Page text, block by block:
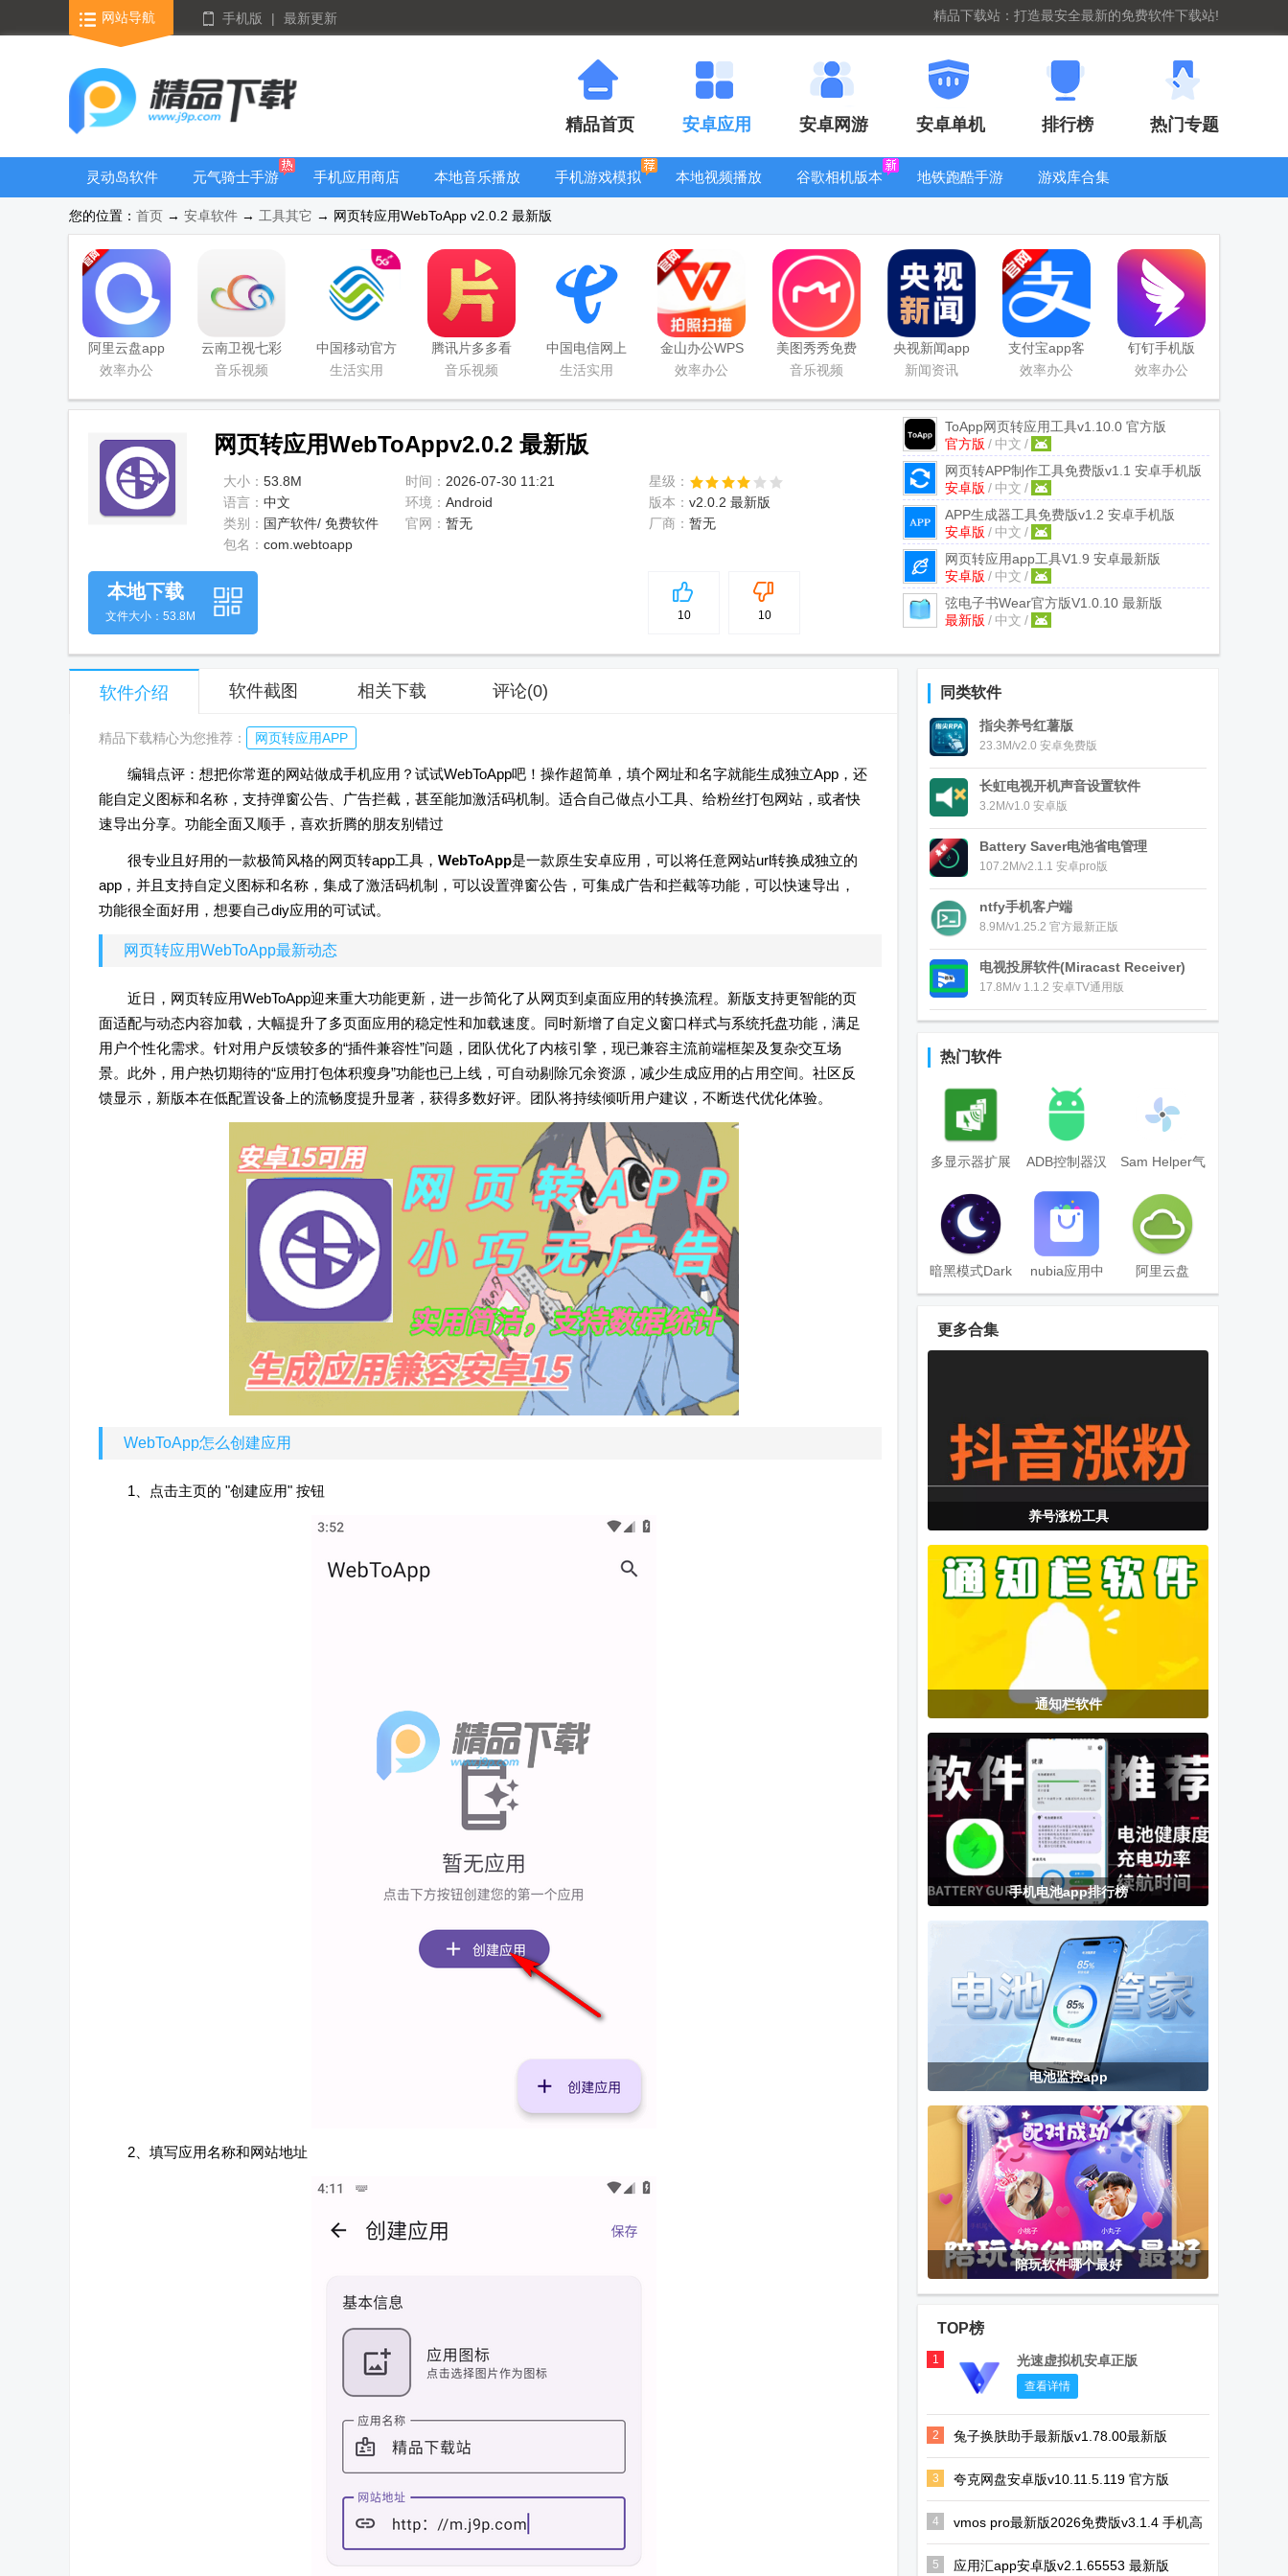
网站导航 手机版 | 最新更新 精品下载站：打造最安全最新的免费软件下载站!
精品首页 安卓应用 安卓网游 安卓单机 排行榜 热门专题
灵动岛软件
元气骑士手游
手机应用商店
本地音乐播放
手机游戏模拟
本地视频播放
谷歌相机版本
地铁跑酷手游
游戏库合集
看器
您的位置： 首页 → 安卓软件 → 工具其它 → 网页转应用WebToApp v2.0.2 最新版
阿里云盘app
官方版
效率办公
云南卫视七彩
云端app
音乐视频
中国移动官方
营业厅
生活实用
腾讯片多多看
剧官方正版
音乐视频
中国电信网上
营业厅
生活实用
金山办公WPS
Office手机官
效率办公
美图秀秀免费
无限制vip版
音乐视频
央视新闻app
移动版客户端
新闻资讯
支付宝app客
户端
效率办公
钉钉手机版
app
效率办公
网页转应用WebToAppv2.0.2 最新版
大小： 53.8M 时间： 2026-07-30 11:21
星级：
语言： 中文 环境： Android 版本： v2.0.2 最新版
类别： 国产软件/ 免费软件 官网： 暂无 厂商： 暂无
包名： com.webtoapp
ToApp网页转应用工具v1.10.0 官方版
官方版 / 中文 /
网页转APP制作工具免费版v1.1 安卓手机版
安卓版 / 中文 /
APP生成器工具免费版v1.2 安卓手机版
安卓版 / 中文 /
网页转应用app工具V1.9 安卓最新版
安卓版 / 中文 /
弦电子书Wear官方版V1.0.10 最新版
最新版 / 中文 /
5
10 10
本地下载
文件大小：53.8M
软件介绍 软件截图 相关下载 评论(0)
精品下载精心为您推荐： 网页转应用APP
编辑点评：想把你常逛的网站做成手机应用？试试WebToApp吧！操作超简单，填个网址和名字就能生成独立App，还
能自定义图标和名称，支持弹窗公告、广告拦截，甚至能加激活码机制。适合自己做点小工具、给粉丝打包网站，或者快
速导出分享。功能全面又顺手，喜欢折腾的朋友别错过
很专业且好用的一款极简风格的网页转app工具， WebToApp是一款原生安卓应用，可以将任意网站url转换成独立的
app，并且支持自定义图标和名称，集成了激活码机制，可以设置弹窗公告，可集成广告和拦截等功能，可以快速导出，
功能很全面好用，想要自己diy应用的可试试。
网页转应用WebToApp最新动态
近日，网页转应用WebToApp迎来重大功能更新，进一步简化了从网页到桌面应用的转换流程。新版支持更智能的页
面适配与动态内容加载，大幅提升了多页面应用的稳定性和加载速度。同时新增了自定义窗口样式与系统托盘功能，满足
用户个性化需求。针对用户反馈较多的“插件兼容性”问题，团队优化了内核引擎，现已兼容主流前端框架及复杂交互场
景。此外，用户热切期待的“应用打包体积瘦身”功能也已上线，可自动剔除冗余资源，减少生成应用的占用空间。社区反
馈显示，新版本在低配置设备上的流畅度提升显著，获得多数好评。团队将持续倾听用户建议，不断迭代优化体验。
WebToApp怎么创建应用
1、点击主页的 "创建应用" 按钮
2、填写应用名称和网站地址
同类软件
指尖养号红薯版
23.3M/v2.0 安卓免费版
长虹电视开机声音设置软件
3.2M/v1.0 安卓版
Battery Saver电池省电管理
107.2M/v2.1.1 安卓pro版
ntfy手机客户端
8.9M/v1.25.2 官方最新正版
电视投屏软件(Miracast Receiver)
17.8M/v 1.1.2 安卓TV通用版
热门软件
多显示器扩展
屏幕设置工具
(spacedesk)
ADB控制器汉
化版
Sam Helper气
官方版
暗黑模式Dark
Mode应用
nubia应用中
心app官方版
阿里云盘
Webdav安卓
阅墨圈官方正
OPPO软件商
店国际版
CloneTTS语
喜马拉雅app
指尖养号红薯
平安河南最新
声音设置软件
Pydroid3手机
版
栏固定
更多合集
养号涨粉工具
通知栏软件
手机电池app排行榜
电池监控app
陪玩软件哪个最好
TOP榜
1 光速虚拟机安卓正版
查看详情
2 兔子换肤助手最新版v1.78.00最新版
3 夸克网盘安卓版v10.11.5.119 官方版
4
vmos pro最新版2026免费版v3.1.4 手机高
级会员版
5 应用汇app安卓版v2.1.65553 最新版